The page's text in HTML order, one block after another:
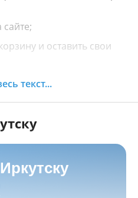
сайте;
и оставить свои
с Вами в течение 30
картой, кредитной
в кассе нашего
г. Иркутск, ул. Баррикад
текст...